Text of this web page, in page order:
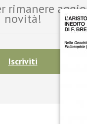
rimanere
novità!
Iscriviti